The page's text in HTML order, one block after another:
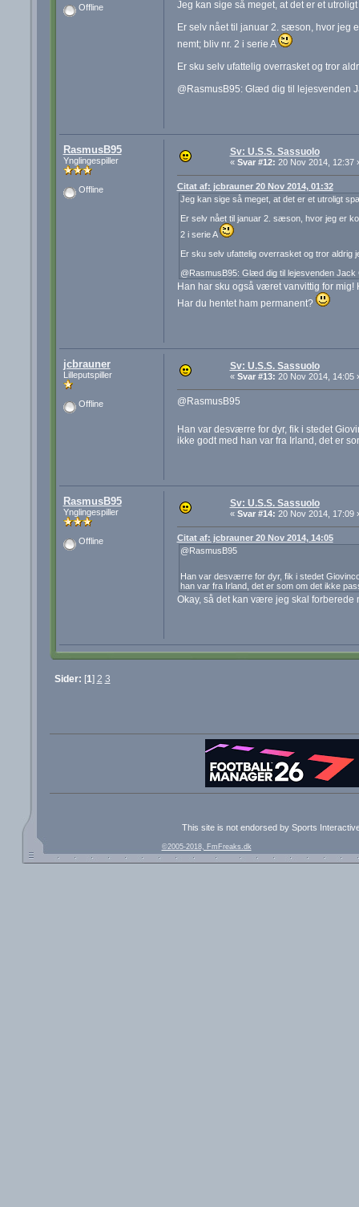
Offline
Jeg kan sige så meget, at det er et
Er selv nået til januar 2. sæson, hvor jeg
nemt; bliv nr. 2 i serie A
Er sku selv ufattelig overrasket og tror
@RasmusB95: Glæd dig til lejesvenden
RasmusB95
Ynglingespiller
Offline
Sv: U.S.S. Sassuolo
« Svar #12: 20 Nov 2014, 12:37
Citat af: jcbrauner 20 Nov 2014, 01:32
Jeg kan sige så meget, at det er et utroligt
Er selv nået til januar 2. sæson, hvor jeg er
2 i serie A
Er sku selv ufattelig overrasket og tror aldrig
@RasmusB95: Glæd dig til lejesvenden
Han har sku også været vanvittig for
Har du hentet ham permanent?
jcbrauner
Lilleputspiller
Offline
Sv: U.S.S. Sassuolo
« Svar #13: 20 Nov 2014, 14:05
@RasmusB95
Han var desværre for dyr, fik i stedet
ikke godt med han var fra Irland, det er
RasmusB95
Ynglingespiller
Offline
Sv: U.S.S. Sassuolo
« Svar #14: 20 Nov 2014, 17:09
Citat af: jcbrauner 20 Nov 2014, 14:05
@RasmusB95
Han var desværre for dyr, fik i stedet
han var fra Irland, det er som om det ikke
Okay, så det kan være jeg skal forberede
Sider: [1] 2 3
This site is not endorsed by Sports
©2005-2018, FmFreaks.dk